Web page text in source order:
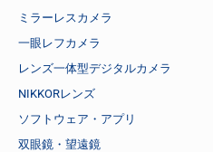
ミラーレスカメラ
一眼レフカメラ
レンズ一体型デジタルカメラ
NIKKORレンズ
ソフトウェア・アプリ
双眼鏡・望遠鏡